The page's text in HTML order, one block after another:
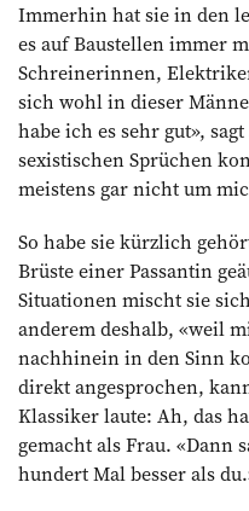
Immerhin hat sie in den
es auf Baustellen immer
Schreinerinnen,
sich wohl in dieser
habe ich es sehr gut»,
sexistischen Sprüchen
meistens gar nicht um
So habe sie kürzlich
Brüste einer Passantin
Situationen mischt sie
anderem deshalb, «weil
nachhinein in den Sinn
direkt angesprochen,
Klassiker laute: Ah, das
gemacht als Frau. «Dann
hundert Mal besser als